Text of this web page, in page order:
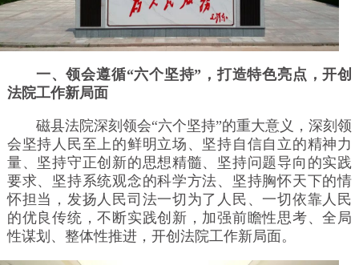
一、领会遵循“六个坚持”，打造特色亮点，开创
法院工作新局面
磁县法院深刻领会“六个坚持”的重大意义，深刻领
会坚持人民至上的鲜明立场、坚持自信自立的精神力
量、坚持守正创新的思想精髓、坚持问题导向的实践
要求、坚持系统观念的科学方法、坚持胸怀天下的情
怀担当，发扬人民司法一切为了人民、一切依靠人民
的优良传统，不断实践创新，加强前瞻性思考、全局
性谋划、整体性推进，开创法院工作新局面。